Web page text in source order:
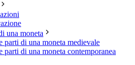
una moneta
parti di una moneta medievale
parti di una moneta contemporanea